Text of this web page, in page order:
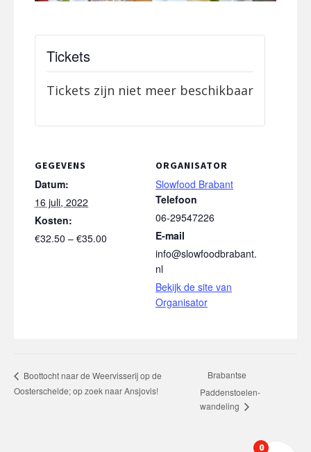
Tickets
Tickets zijn niet meer beschikbaar
GEGEVENS
Datum:
16 juli, 2022
Kosten:
€32.50 – €35.00
ORGANISATOR
Slowfood Brabant
Telefoon
06-29547226
E-mail
info@slowfoodbrabant.
nl
Bekijk de site van
Organisator
Boottocht naar de Weervisserij op de
Oosterschelde; op zoek naar Ansjovis!
Brabantse
Paddenstoelen-
wandeling
0